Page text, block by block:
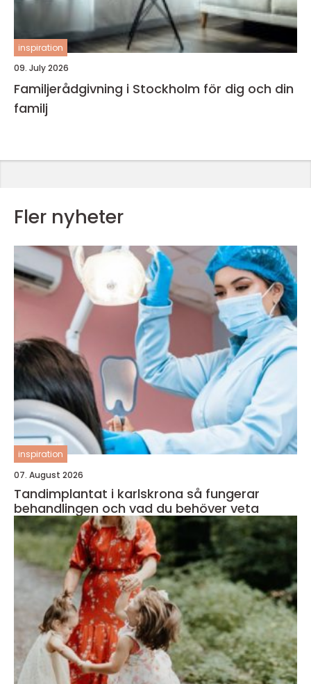
inspiration
09. July 2026
Familjerådgivning i Stockholm för dig och din
familj
Fler nyheter
inspiration
07. August 2026
Tandimplantat i karlskrona så fungerar
behandlingen och vad du behöver veta